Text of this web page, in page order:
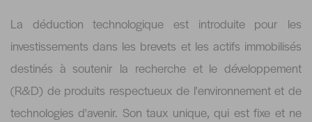
La déduction technologique est introduite pour les
investissements dans les brevets et les actifs immobilisés
destinés à soutenir la recherche et le développement
(R&D) de produits respectueux de l'environnement et de
technologies d'avenir. Son taux unique, qui est fixe et ne